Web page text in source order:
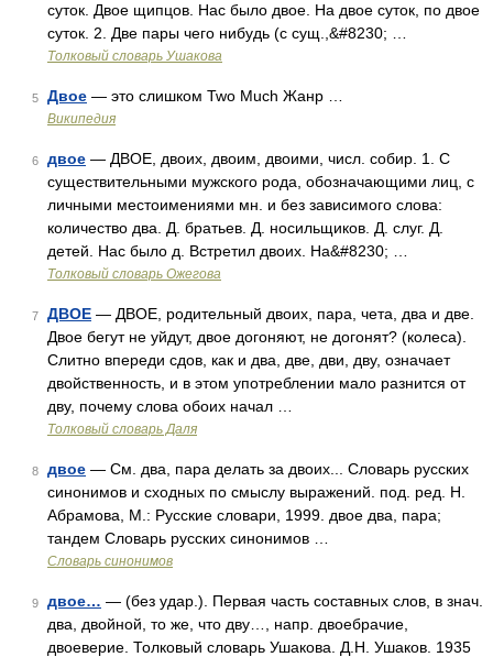
суток. Двое щипцов. Нас было двое. На двое суток, по двое
суток. 2. Две пары чего нибудь (с сущ.,&#8230; …
Толковый словарь Ушакова
5 Двое — это слишком Two Much Жанр …
Википедия
6 двое — ДВОЕ, двоих, двоим, двоими, числ. собир. 1. С
существительными мужского рода, обозначающими лиц, с
личными местоимениями мн. и без зависимого слова:
количество два. Д. братьев. Д. носильщиков. Д. слуг. Д.
детей. Нас было д. Встретил двоих. На&#8230; …
Толковый словарь Ожегова
7 ДВОЕ — ДВОЕ, родительный двоих, пара, чета, два и две.
Двое бегут не уйдут, двое догоняют, не догонят? (колеса).
Слитно впереди сдов, как и два, две, дви, дву, означает
двойственность, и в этом употреблении мало разнится от
дву, почему слова обоих начал …
Толковый словарь Даля
8 двое — См. два, пара делать за двоих... Словарь русских
синонимов и сходных по смыслу выражений. под. ред. Н.
Абрамова, М.: Русские словари, 1999. двое два, пара;
тандем Словарь русских синонимов …
Словарь синонимов
9 двое… — (без удар.). Первая часть составных слов, в знач.
два, двойной, то же, что дву…, напр. двоебрачие,
двоеверие. Толковый словарь Ушакова. Д.Н. Ушаков. 1935